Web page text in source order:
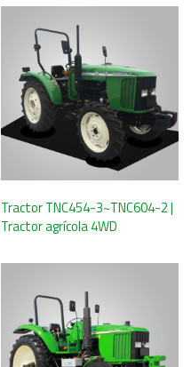
Tractor TNC454-3~TNC604-2 |
Tractor agrícola 4WD